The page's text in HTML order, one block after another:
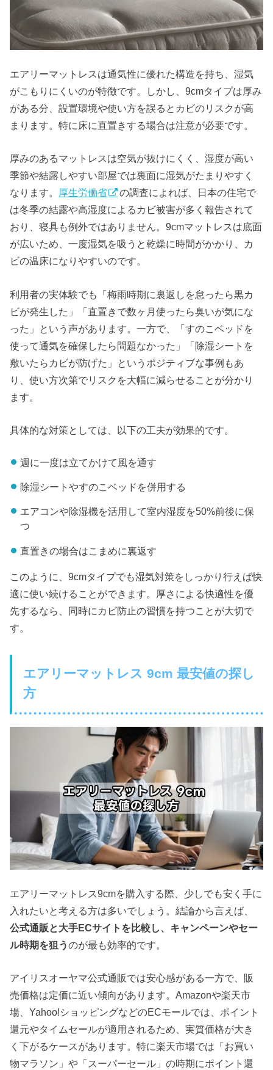
エアリーマットレスは通気性に優れた構造を持ち、湿気
がこもりにくいのが特徴です。しかし、9cmタイプは厚み
がある分、設置環境や使い方を誤るとカビのリスクが高
まります。特に床に直置きする場合は注意が必要です。
厚みのあるマットレスは空気が抜けにくく、湿度が高い
季節や結露しやすい部屋では裏面に湿気がたまりやすく
なります。 厚生労働省
の調査によれば、日本の住宅で
は冬季の結露や高湿度によるカビ被害が多く報告されて
おり、寝具も例外ではありません。9cmマットレスは底面
が広いため、一度湿気を吸うと乾燥に時間がかかり、カ
ビの温床になりやすいのです。
利用者の実体験でも「梅雨時期に裏返しを怠ったら黒カ
ビが発生した」「直置きで数ヶ月使ったら臭いが気にな
った」という声があります。一方で、「すのこベッドを
使って通気を確保したら問題なかった」「除湿シートを
敷いたらカビが防げた」というポジティブな事例もあ
り、使い方次第でリスクを大幅に減らせることが分かり
ます。
具体的な対策としては、以下の工夫が効果的です。
週に一度は立てかけて風を通す
除湿シートやすのこベッドを併用する
エアコンや除湿機を活用して室内湿度を50%前後に保
つ
直置きの場合はこまめに裏返す
このように、9cmタイプでも湿気対策をしっかり行えば快
適に使い続けることができます。厚さによる快適性を優
先するなら、同時にカビ防止の習慣を持つことが大切で
す。
エアリーマットレス 9cm 最安値の探し
方
エアリーマットレス9cmを購入する際、少しでも安く手に
入れたいと考える方は多いでしょう。結論から言えば、
公式通販と大手ECサイトを比較し、キャンペーンやセー
ル時期を狙うのが最も効率的です。
アイリスオーヤマ公式通販では安心感がある一方で、販
売価格は定価に近い傾向があります。Amazonや楽天市
場、Yahoo!ショッピングなどのECモールでは、ポイント
還元やタイムセールが適用されるため、実質価格が大き
く下がるケースがあります。特に楽天市場では「お買い
物マラソン」や「スーパーセール」の時期にポイント還